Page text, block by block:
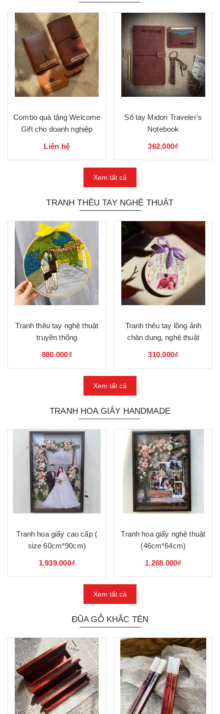
Combo quà tặng Welcome
Gift cho doanh nghiệp
Liên hệ
Sổ tay Midori Traveler's
Notebook
362.000₫
Xem tất cả
TRANH THÊU TAY NGHỆ THUẬT
Tranh thêu tay nghệ thuật
truyền thống
880.000₫
Tranh thêu tay lồng ảnh
chân dung, nghệ thuật
310.000₫
Xem tất cả
TRANH HOA GIẤY HANDMADE
Tranh hoa giấy cao cấp (
size 60cm*90cm)
1.939.000₫
Tranh hoa giấy nghệ thuật
(46cm*64cm)
1.268.000₫
Xem tất cả
ĐŨA GỖ KHẮC TÊN